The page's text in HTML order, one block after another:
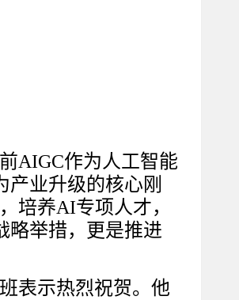
AIGC作为人工智能
业升级的核心刚
培养AI专项人才，
略举措，更是推进
表示热烈祝贺。他